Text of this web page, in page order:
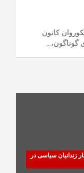
کانون
گوناگون،…
زندانیان سیاسی در